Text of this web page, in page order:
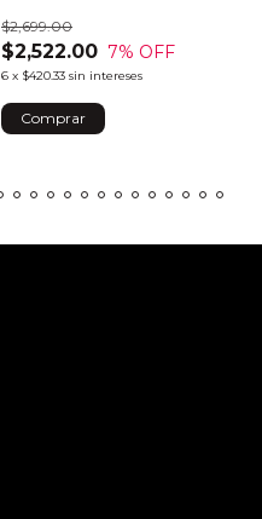
$2,522.00
$2,699.00
7% OFF
6 x $420.33 sin intereses